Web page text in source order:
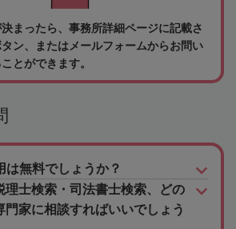
まったら、事務所詳細ページに記載さ
ン、またはメールフォームからお問い
とができます。
は無料でしょうか？
理士検索・司法書士検索、どの
門家に相談すればいいでしょう